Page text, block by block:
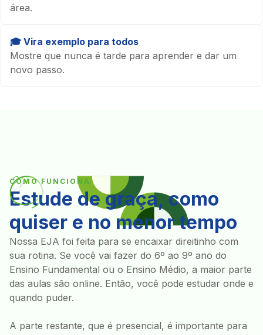
área.
🎓 Vira exemplo para todos
Mostre que nunca é tarde para aprender e dar um
novo passo.
COMO FUNCIONA
Estude de graça, como
quiser e no menor tempo
Nossa EJA foi feita para se encaixar direitinho com
sua rotina. Se você vai fazer do 6º ao 9º ano do
Ensino Fundamental ou o Ensino Médio, a maior parte
das aulas são online. Então, você pode estudar onde e
quando puder.
A parte restante, que é presencial, é importante para